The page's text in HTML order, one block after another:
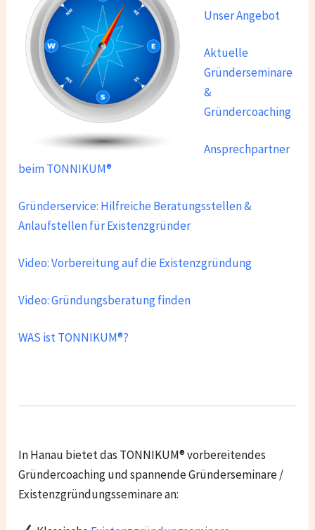
Unser Angebot
Aktuelle
Gründerseminare
&
Gründercoaching
Ansprechpartner
beim TONNIKUM®
Gründerservice: Hilfreiche Beratungsstellen &
Anlaufstellen für Existenzgründer
Video: Vorbereitung auf die Existenzgründung
Video: Gründungsberatung finden
WAS ist TONNIKUM®?
In Hanau bietet das TONNIKUM® vorbereitendes
Gründercoaching und spannende Gründerseminare /
Existenzgründungsseminare an: